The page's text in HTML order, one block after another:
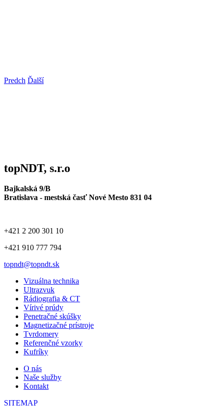
Predch Ďalší
topNDT, s.r.o
Bajkalská 9/B
Bratislava - mestská časť Nové Mesto 831 04
+421 2 200 301 10
+421 910 777 794
topndt@topndt.sk
Vizuálna technika
Ultrazvuk
Rádiografia & CT
Vírivé prúdy
Penetračné skúšky
Magnetizačné prístroje
Tvrdomery
Referenčné vzorky
Kufríky
O nás
Naše služby
Kontakt
SITEMAP